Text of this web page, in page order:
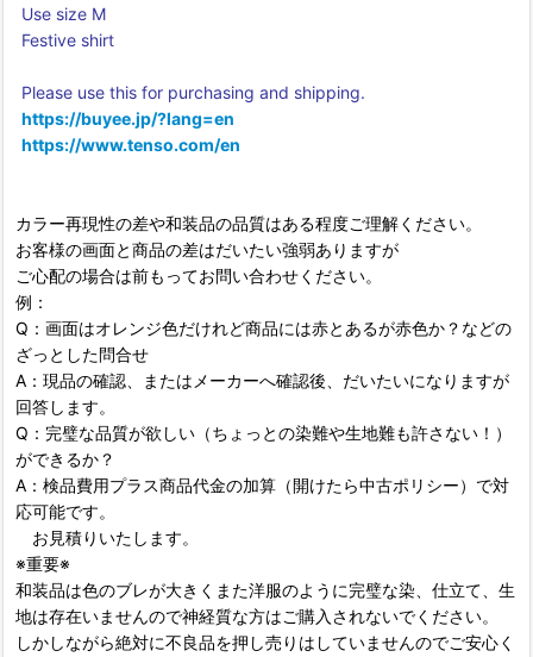
Use size M
Festive shirt
Please use this for purchasing and shipping.
https://buyee.jp/?lang=en
https://www.tenso.com/en
カラー再現性の差や和装品の品質はある程度ご理解ください。
お客様の画面と商品の差はだいたい強弱ありますが
ご心配の場合は前もってお問い合わせください。
例：
Q：画面はオレンジ色だけれど商品には赤とあるが赤色か？などの
ざっとした問合せ
A：現品の確認、またはメーカーへ確認後、だいたいになりますが
回答します。
Q：完璧な品質が欲しい（ちょっとの染難や生地難も許さない！）
ができるか？
A：検品費用プラス商品代金の加算（開けたら中古ポリシー）で対
応可能です。
お見積りいたします。
※重要※
和装品は色のブレが大きくまた洋服のように完璧な染、仕立て、生
地は存在いませんので神経質な方はご購入されないでください。
しかしながら絶対に不良品を押し売りはしていませんのでご安心く